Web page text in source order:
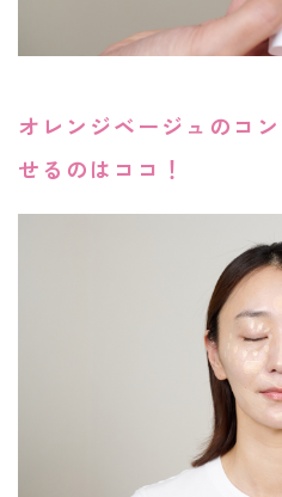
オレンジベージュのコ
せるのはココ！